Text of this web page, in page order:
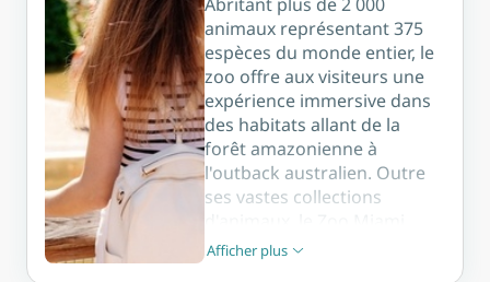
animaux représentant 375
espèces du monde entier, le
zoo offre aux visiteurs une
expérience immersive dans
des habitats allant de la
forêt amazonienne à
l'outback australien. Outre
ses vastes collections
s'engage pour la
Afficher plus
Afficher moins